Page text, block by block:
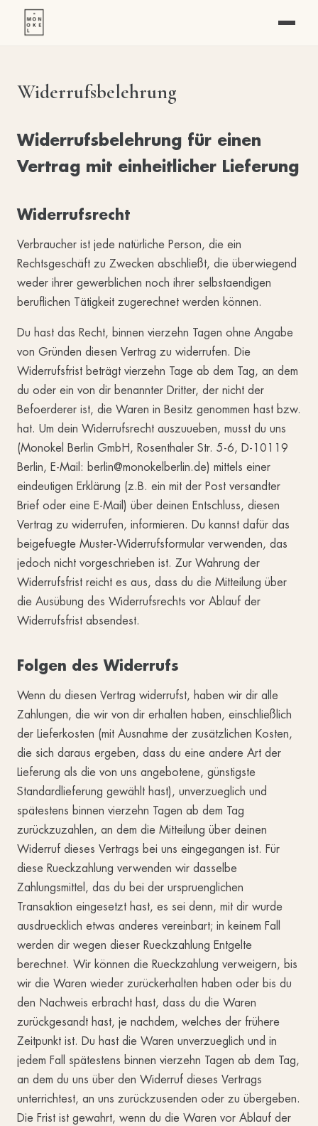
Widerrufsbelehrung
Widerrufsbelehrung für einen
Vertrag mit einheitlicher Lieferung
Widerrufsrecht
Verbraucher ist jede natürliche Person, die ein
Rechtsgeschäft zu Zwecken abschließt, die überwiegend
weder ihrer gewerblichen noch ihrer selbstaendigen
beruflichen Tätigkeit zugerechnet werden können.
Du hast das Recht, binnen vierzehn Tagen ohne Angabe
von Gründen diesen Vertrag zu widerrufen. Die
Widerrufsfrist beträgt vierzehn Tage ab dem Tag, an dem
du oder ein von dir benannter Dritter, der nicht der
Befoerderer ist, die Waren in Besitz genommen hast bzw.
hat. Um dein Widerrufsrecht auszuueben, musst du uns
(Monokel Berlin GmbH, Rosenthaler Str. 5-6, D-10119
Berlin, E-Mail: berlin@monokelberlin.de) mittels einer
eindeutigen Erklärung (z.B. ein mit der Post versandter
Brief oder eine E-Mail) über deinen Entschluss, diesen
Vertrag zu widerrufen, informieren. Du kannst dafür das
beigefuegte Muster-Widerrufsformular verwenden, das
jedoch nicht vorgeschrieben ist. Zur Wahrung der
Widerrufsfrist reicht es aus, dass du die Mitteilung über
die Ausübung des Widerrufsrechts vor Ablauf der
Widerrufsfrist absendest.
Folgen des Widerrufs
Wenn du diesen Vertrag widerrufst, haben wir dir alle
Zahlungen, die wir von dir erhalten haben, einschließlich
der Lieferkosten (mit Ausnahme der zusätzlichen Kosten,
die sich daraus ergeben, dass du eine andere Art der
Lieferung als die von uns angebotene, günstigste
Standardlieferung gewählt hast), unverzueglich und
spätestens binnen vierzehn Tagen ab dem Tag
zurückzuzahlen, an dem die Mitteilung über deinen
Widerruf dieses Vertrags bei uns eingegangen ist. Für
diese Rueckzahlung verwenden wir dasselbe
Zahlungsmittel, das du bei der urspruenglichen
Transaktion eingesetzt hast, es sei denn, mit dir wurde
ausdruecklich etwas anderes vereinbart; in keinem Fall
werden dir wegen dieser Rueckzahlung Entgelte
berechnet. Wir können die Rueckzahlung verweigern, bis
wir die Waren wieder zurückerhalten haben oder bis du
den Nachweis erbracht hast, dass du die Waren
zurückgesandt hast, je nachdem, welches der frühere
Zeitpunkt ist. Du hast die Waren unverzueglich und in
jedem Fall spätestens binnen vierzehn Tagen ab dem Tag,
an dem du uns über den Widerruf dieses Vertrags
unterrichtest, an uns zurückzusenden oder zu übergeben.
Die Frist ist gewahrt, wenn du die Waren vor Ablauf der